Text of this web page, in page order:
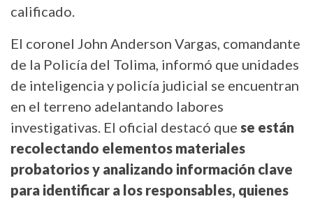
calificado.
El coronel John Anderson Vargas, comandante
de la Policía del Tolima, informó que unidades
de inteligencia y policía judicial se encuentran
en el terreno adelantando labores
investigativas. El oficial destacó que se están
recolectando elementos materiales
probatorios y analizando información clave
para identificar a los responsables, quienes